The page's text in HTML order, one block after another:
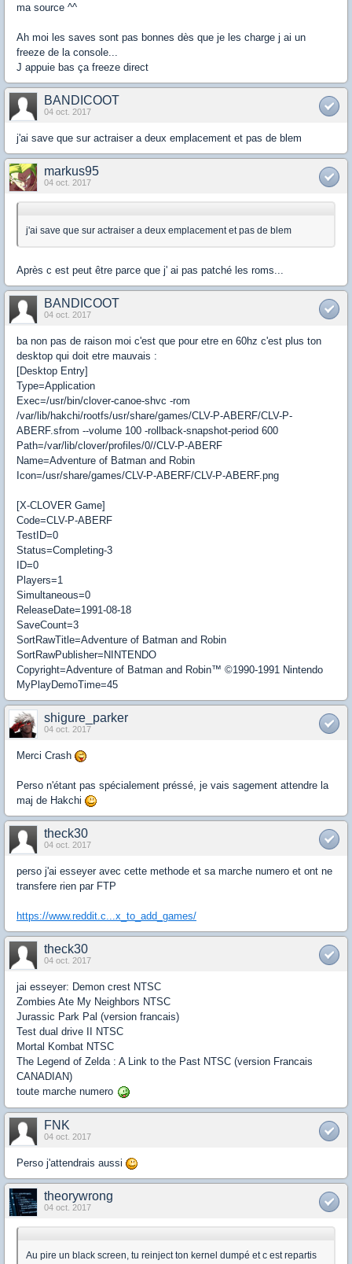
ma source ^^
Ah moi les saves sont pas bonnes dès que je les charge j ai un
freeze de la console...
J appuie bas ça freeze direct
BANDICOOT
04 oct. 2017
j'ai save que sur actraiser a deux emplacement et pas de blem
markus95
04 oct. 2017
j'ai save que sur actraiser a deux emplacement et pas de blem
Après c est peut être parce que j' ai pas patché les roms...
BANDICOOT
04 oct. 2017
ba non pas de raison moi c'est que pour etre en 60hz c'est plus ton
desktop qui doit etre mauvais :
[Desktop Entry]
Type=Application
Exec=/usr/bin/clover-canoe-shvc -rom
/var/lib/hakchi/rootfs/usr/share/games/CLV-P-ABERF/CLV-P-
ABERF.sfrom --volume 100 -rollback-snapshot-period 600
Path=/var/lib/clover/profiles/0//CLV-P-ABERF
Name=Adventure of Batman and Robin
Icon=/usr/share/games/CLV-P-ABERF/CLV-P-ABERF.png
[X-CLOVER Game]
Code=CLV-P-ABERF
TestID=0
Status=Completing-3
ID=0
Players=1
Simultaneous=0
ReleaseDate=1991-08-18
SaveCount=3
SortRawTitle=Adventure of Batman and Robin
SortRawPublisher=NINTENDO
Copyright=Adventure of Batman and Robin™ ©1990-1991 Nintendo
MyPlayDemoTime=45
shigure_parker
04 oct. 2017
Merci Crash
Perso n'étant pas spécialement préssé, je vais sagement attendre la
maj de Hakchi
theck30
04 oct. 2017
perso j'ai esseyer avec cette methode et sa marche numero et ont ne
transfere rien par FTP
https://www.reddit.c...x_to_add_games/
theck30
04 oct. 2017
jai esseyer: Demon crest NTSC
Zombies Ate My Neighbors NTSC
Jurassic Park Pal (version francais)
Test dual drive II NTSC
Mortal Kombat NTSC
The Legend of Zelda : A Link to the Past NTSC (version Francais
CANADIAN)
toute marche numero
FNK
04 oct. 2017
Perso j'attendrais aussi
theorywrong
04 oct. 2017
Au pire un black screen, tu reinject ton kernel dumpé et c est repartis